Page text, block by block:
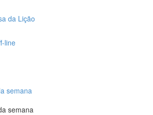
da Lição
line
semana
semana